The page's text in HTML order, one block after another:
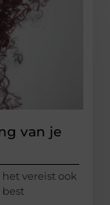
van je
vereist ook
best